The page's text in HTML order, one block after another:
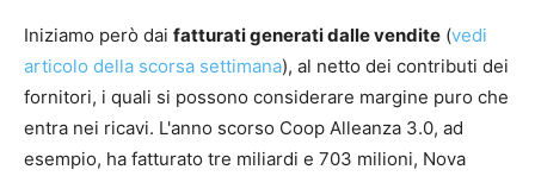
Iniziamo però dai fatturati generati dalle vendite (vedi
articolo della scorsa settimana), al netto dei contributi dei
fornitori, i quali si possono considerare margine puro che
entra nei ricavi. L'anno scorso Coop Alleanza 3.0, ad
esempio, ha fatturato tre miliardi e 703 milioni, Nova